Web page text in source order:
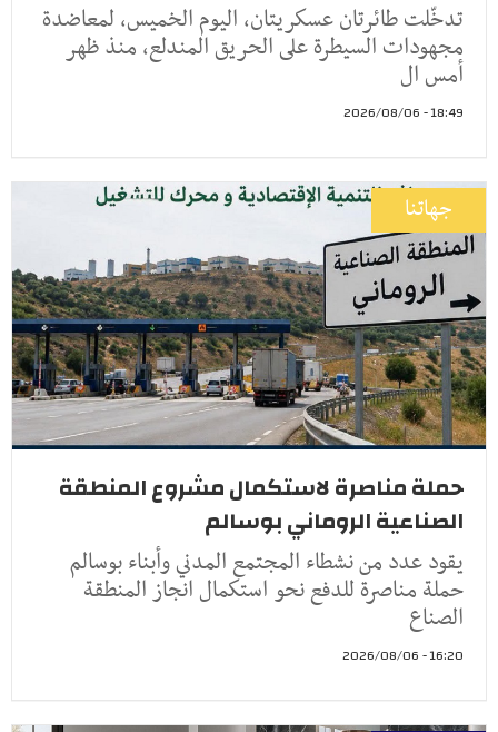
تدخّلت طائرتان عسكريتان، اليوم الخميس، لمعاضدة
مجهودات السيطرة على الحريق المندلع، منذ ظهر
أمس ال
18:49 - 2026/08/06
جهاتنا
حملة مناصرة لاستكمال مشروع المنطقة
الصناعية الروماني بوسالم
يقود عدد من نشطاء المجتمع المدني وأبناء بوسالم
حملة مناصرة للدفع نحو استكمال انجاز المنطقة
الصناع
16:20 - 2026/08/06